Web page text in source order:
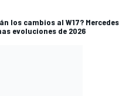
los cambios al W17? Mercedes
evoluciones de 2026